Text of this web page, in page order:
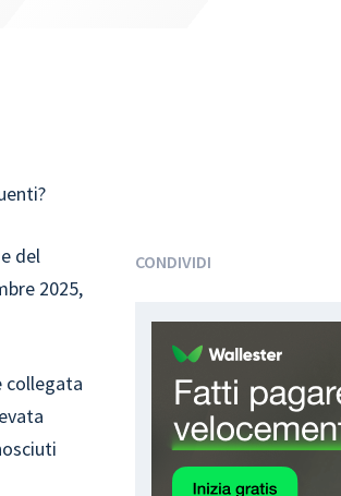
del
2025,
collegata
CONDIVIDI